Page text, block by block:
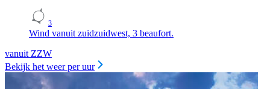
3
Wind vanuit zuidzuidwest, 3 beaufort.
vanuit ZZW
Bekijk het weer per uur